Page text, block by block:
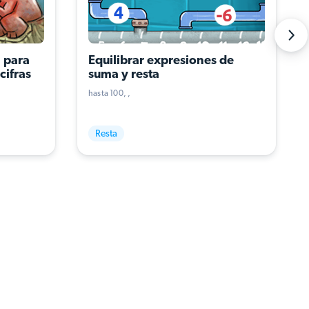
para
Equilibrar expresiones de
suma y resta
hasta 100
Resta